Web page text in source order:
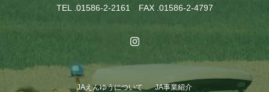
TEL .01586-2-2161 FAX .01586-2-4797
JAえんゆうについて JA事業紹介